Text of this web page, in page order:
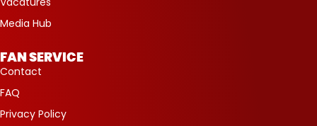
Media Hub
FAN SERVICE
Contact
FAQ
Privacy Policy